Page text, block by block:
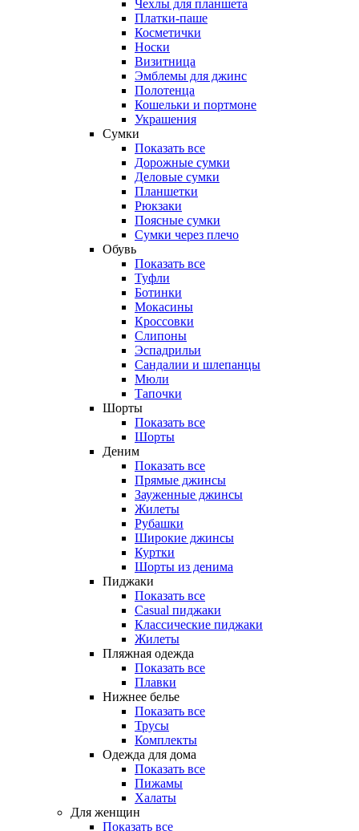
Чехлы для планшета
Платки-паше
Косметички
Носки
Визитница
Эмблемы для джинс
Полотенца
Кошельки и портмоне
Украшения
Сумки
Показать все
Дорожные сумки
Деловые сумки
Планшетки
Рюкзаки
Поясные сумки
Сумки через плечо
Обувь
Показать все
Туфли
Ботинки
Мокасины
Кроссовки
Слипоны
Эспадрильи
Сандалии и шлепанцы
Мюли
Тапочки
Шорты
Показать все
Шорты
Деним
Показать все
Прямые джинсы
Зауженные джинсы
Жилеты
Рубашки
Широкие джинсы
Куртки
Шорты из денима
Пиджаки
Показать все
Casual пиджаки
Классические пиджаки
Жилеты
Пляжная одежда
Показать все
Плавки
Нижнее белье
Показать все
Трусы
Комплекты
Одежда для дома
Показать все
Пижамы
Халаты
Для женщин
Показать все